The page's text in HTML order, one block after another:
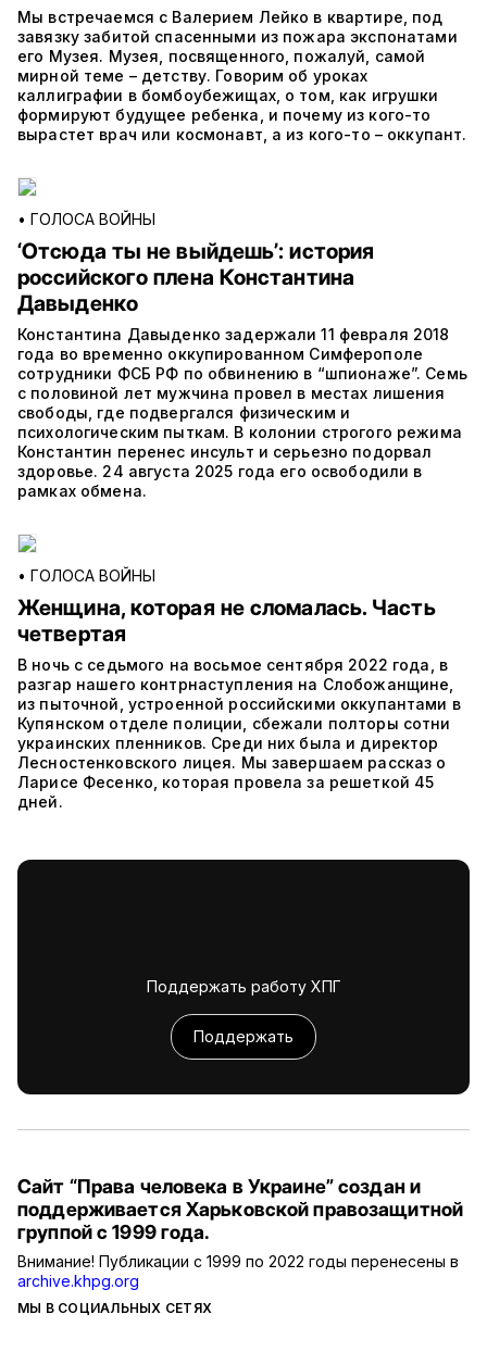
Мы встречаемся с Валерием Лейко в квартире, под
завязку забитой спасенными из пожара экспонатами
его Музея. Музея, посвященного, пожалуй, самой
мирной теме – детству. Говорим об уроках
каллиграфии в бомбоубежищах, о том, как игрушки
формируют будущее ребенка, и почему из кого-то
вырастет врач или космонавт, а из кого-то – оккупант.
• ГОЛОСА ВОЙНЫ
‘Отсюда ты не выйдешьʼ: история
российского плена Константина
Давыденко
Константина Давыденко задержали 11 февраля 2018
года во временно оккупированном Симферополе
сотрудники ФСБ РФ по обвинению в “шпионаже”. Семь
с половиной лет мужчина провел в местах лишения
свободы, где подвергался физическим и
психологическим пыткам. В колонии строгого режима
Константин перенес инсульт и серьезно подорвал
здоровье. 24 августа 2025 года его освободили в
рамках обмена.
• ГОЛОСА ВОЙНЫ
Женщина, которая не сломалась. Часть
четвертая
В ночь с седьмого на восьмое сентября 2022 года, в
разгар нашего контрнаступления на Слобожанщине,
из пыточной, устроенной российскими оккупантами в
Купянском отделе полиции, сбежали полторы сотни
украинских пленников. Среди них была и директор
Лесностенковского лицея. Мы завершаем рассказ о
Ларисе Фесенко, которая провела за решеткой 45
дней.
Поддержать работу ХПГ
Поддержать
МЫ В СОЦИАЛЬНЫХ СЕТЯХ
Сайт “Права человека в Украине” создан и
поддерживается Харьковской правозащитной
группой с 1999 года.
Внимание! Публикации с 1999 по 2022 годы перенесены в
archive.khpg.org